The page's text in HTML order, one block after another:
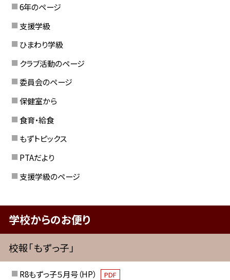
6年のページ
支援学級
ひまわり学級
クラブ活動のページ
委員会のページ
保健室から
食育・給食
もずトピックス
PTAだより
支援学級のページ
学校からのお便り
校報「もずっ子」
R8もずっ子５月号（HP） PDF